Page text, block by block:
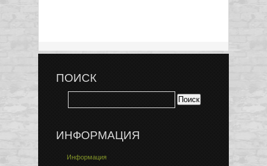
ПОИСК
ИНФОРМАЦИЯ
Информация